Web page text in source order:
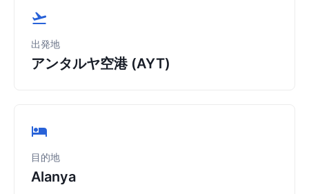
出発地
アンタルヤ空港 (AYT)
目的地
Alanya